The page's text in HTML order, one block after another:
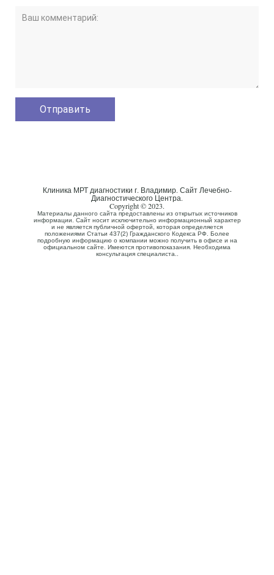
Клиника МРТ диагностики г. Владимир. Сайт Лечебно-
Диагностического Центра.
Copyright © 2023.
Материалы данного сайта предоставлены из открытых источников
информации. Сайт носит исключительно информационный характер
и не является публичной офертой, которая определяется
положениями Статьи 437(2) Гражданского Кодекса РФ. Более
подробную информацию о компании можно получить в офисе и на
официальном сайте. Имеются противопоказания. Необходима
консультация специалиста..